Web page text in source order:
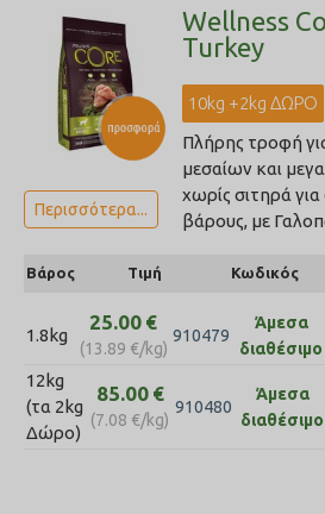
Wellness
Turkey
10kg +2kg ΔΩΡΟ
Πλήρης τροφή
μεσαίων και
χωρίς σιτηρά
βάρους, με
Περισσότερα...
Βάρος Τιμή Κωδικός
1.8kg
25.00 €
(13.89 €/kg)
910479
Άμεσα
διαθέσιμο
12kg
(τα 2kg
Δώρο)
85.00 €
(7.08 €/kg)
910480
Άμεσα
διαθέσιμο